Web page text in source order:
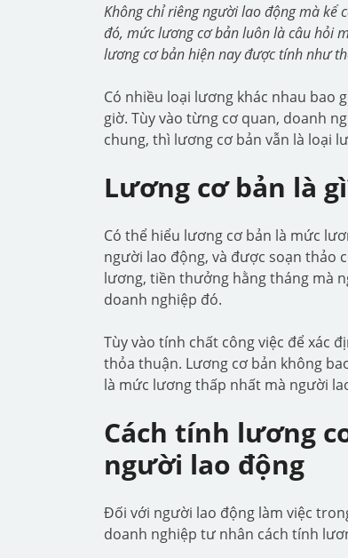
Không chỉ riêng người lao động mà kể
đó, mức lương cơ bản luôn là câu hỏi
lương cơ bản hiện nay được tính như
Có nhiều loại lương khác nhau bao
giờ. Tùy vào từng cơ quan, doanh
chung, thì lương cơ bản vẫn là loại
Lương cơ bản là
Có thể hiểu lương cơ bản là mức
người lao động, và được soạn thảo
lương, tiền thưởng hằng tháng mà
doanh nghiệp đó.
Tùy vào tính chất công việc để xác
thỏa thuận. Lương cơ bản không
là mức lương thấp nhất mà người
Cách tính lương
người lao động
Đối với người lao động làm việc
doanh nghiệp tư nhân cách tính